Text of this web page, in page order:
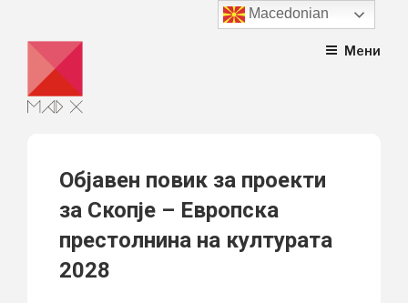
content
Мени
Објавен повик за проекти
за Скопје – Европска
престолнина на културата
2028
Macedonian